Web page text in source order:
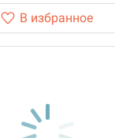
В избранное